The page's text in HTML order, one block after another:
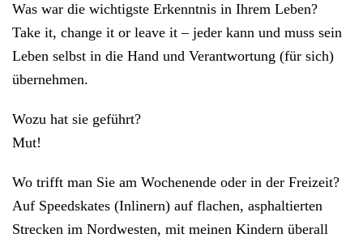
Was war die wichtigste Erkenntnis in Ihrem Leben?
Take it, change it or leave it – jeder kann und muss sein
Leben selbst in die Hand und Verantwortung (für sich)
übernehmen.
Wozu hat sie geführt?
Mut!
Wo trifft man Sie am Wochenende oder in der Freizeit?
Auf Speedskates (Inlinern) auf flachen, asphaltierten
Strecken im Nordwesten, mit meinen Kindern überall